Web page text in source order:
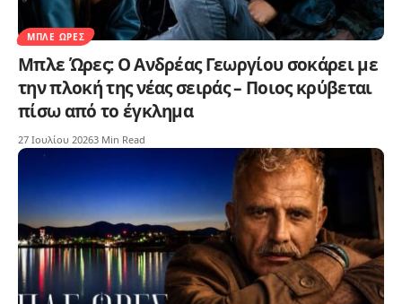
ΜΠΛΕ ΏΡΕΣ
Μπλε Ώρες: O Ανδρέας Γεωργίου σοκάρει με
την πλοκή της νέας σειράς – Ποιος κρύβεται
πίσω από το έγκλημα
27 Ιουλίου 20263 Min Read